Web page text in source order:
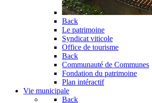
Back
Le patrimoine
Syndicat viticole
Office de tourisme
Back
Communauté de Communes
Fondation du patrimoine
Plan intéractif
Vie municipale
Back